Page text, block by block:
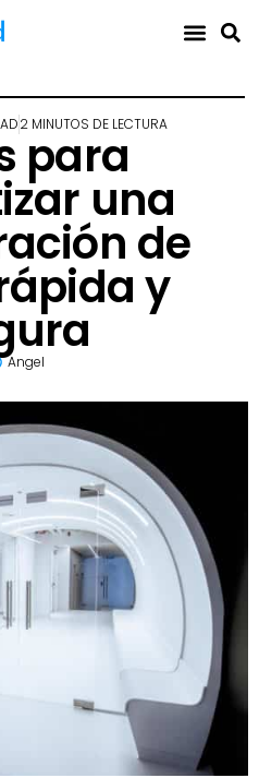
2 MINUTOS DE LECTURA
para
una
de
y
Angel